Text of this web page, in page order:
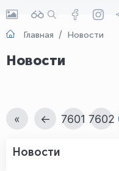
Главная Новости
Новости
« ← 7601 7602
Новости